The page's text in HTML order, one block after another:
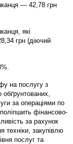
— 42,78 грн
які
грн (діючий
на послугу з
за операціями по
фінансово-
за рахунок
техніки, закупівлю
послуг та